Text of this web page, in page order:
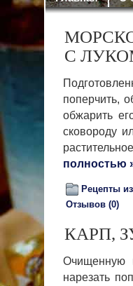
С
поперчить,
обжарить
сковороду
полностью
Рецепты
Отзывов (0)
КАРП,
Очищенную
нарезать